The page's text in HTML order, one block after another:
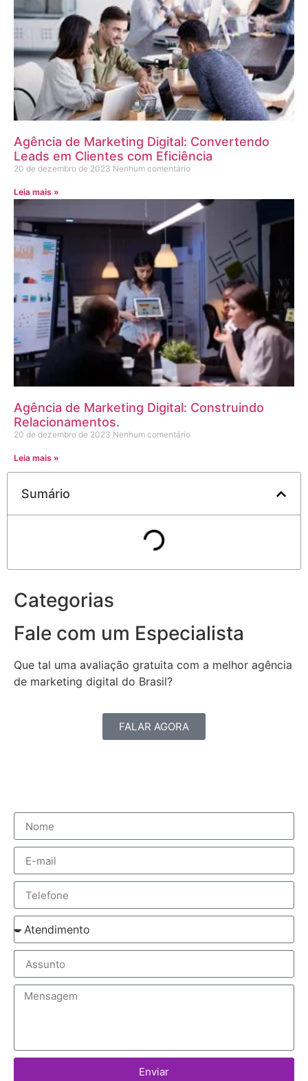
Agência de Marketing Digital: Convertendo
Leads em Clientes com Eficiência
20 de dezembro de 2023 Nenhum comentário
Leia mais »
Agência de Marketing Digital: Construindo
Relacionamentos.
20 de dezembro de 2023 Nenhum comentário
Leia mais »
Sumário
Categorias
Fale com um Especialista
Que tal uma avaliação gratuita com a melhor agência
de marketing digital do Brasil?
FALAR AGORA
Enviar